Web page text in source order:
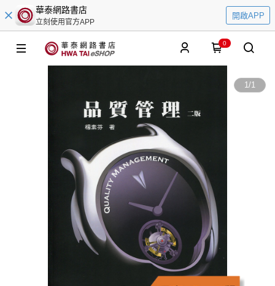
華泰網路書店
立刻使用官方APP
開啟APP
0
1/1